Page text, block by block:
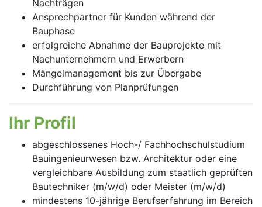
Nachträgen
Ansprechpartner für Kunden während der
Bauphase
erfolgreiche Abnahme der Bauprojekte mit
Nachunternehmern und Erwerbern
Mängelmanagement bis zur Übergabe
Durchführung von Planprüfungen
Ihr Profil
abgeschlossenes Hoch-/ Fachhochschulstudium
Bauingenieurwesen bzw. Architektur oder eine
vergleichbare Ausbildung zum staatlich geprüften
Bautechniker (m/w/d) oder Meister (m/w/d)
mindestens 10-jährige Berufserfahrung im Bereich